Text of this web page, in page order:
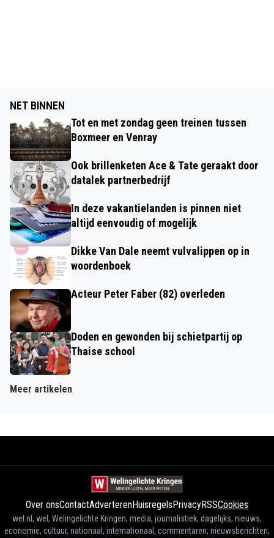
NET BINNEN
Tot en met zondag geen treinen tussen
Boxmeer en Venray
Ook brillenketen Ace & Tate geraakt door
datalek partnerbedrijf
In deze vakantielanden is pinnen niet
altijd eenvoudig of mogelijk
Dikke Van Dale neemt vulvalippen op in
woordenboek
Acteur Peter Faber (82) overleden
Doden en gewonden bij schietpartij op
Thaise school
Meer artikelen
Over onsContactAdverterenHuisregels PrivacyRSSCookies
wel.nl, wel, Welingelichte Kringen, media, journalistiek, dagelijks, nieuws,
economie, cultuur, nationaal, internationaal, commentaren, nieuwsberichten,